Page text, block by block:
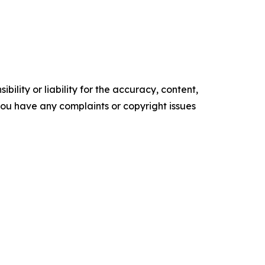
or liability for the accuracy, content,
have any complaints or copyright issues